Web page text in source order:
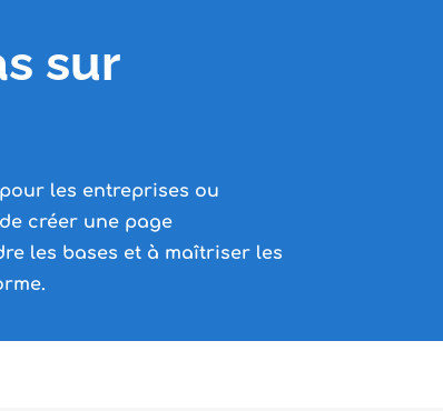
sur
les entreprises ou
créer une page
les bases et à maîtriser les